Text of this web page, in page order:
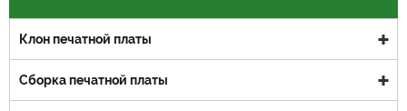
Клон печатной платы
Сборка печатной платы